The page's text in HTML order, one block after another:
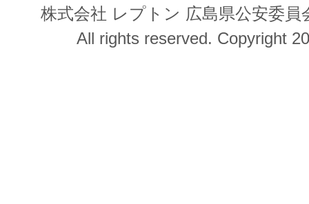
株式会社 レプトン 広島県公安委員
All rights reserved. Copyright